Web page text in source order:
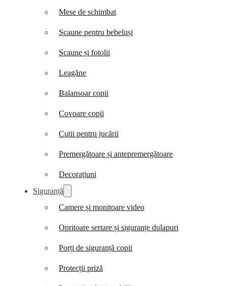
Mese de schimbat
Scaune pentru bebeluși
Scaune și fotolii
Leagăne
Balansoar copii
Covoare copii
Cutii pentru jucării
Premergătoare și antepremergătoare
Decorațiuni
Siguranță
Camere și monitoare video
Opritoare sertare și siguranțe dulapuri
Porți de siguranță copii
Protecții priză